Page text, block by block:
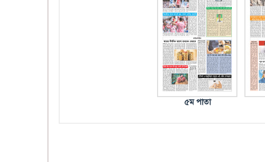
৫ম পাতা